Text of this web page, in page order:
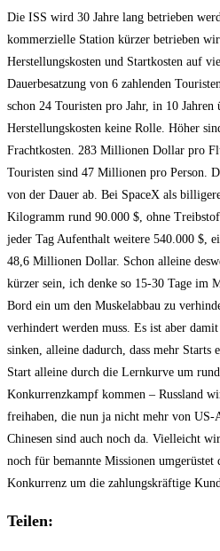
Die ISS wird 30 Jahre lang betrieben
kommerzielle Station kürzer betrieben
Herstellungskosten und Startkosten auf
Dauerbesatzung von 6 zahlenden
schon 24 Touristen pro Jahr, in 10
Herstellungskosten keine Rolle. Höher
Frachtkosten. 283 Millionen Dollar pro
Touristen sind 47 Millionen pro Person.
von der Dauer ab. Bei SpaceX als
Kilogramm rund 90.000 $, ohne
jeder Tag Aufenthalt weitere 540.000 $,
48,6 Millionen Dollar. Schon alleine
kürzer sein, ich denke so 15-30 Tage im
Bord ein um den Muskelabbau zu
verhindert werden muss. Es ist aber
sinken, alleine dadurch, dass mehr Starts
Start alleine durch die Lernkurve um
Konkurrenzkampf kommen – Russland
freihaben, die nun ja nicht mehr von US-
Chinesen sind auch noch da. Vielleicht
noch für bemannte Missionen umgerüstet
Konkurrenz um die zahlungskräftige
Teilen: